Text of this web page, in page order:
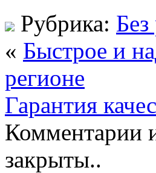
Рубрика:
« Быстрое и
регионе
Гарантия
Комментарии
закрыты..